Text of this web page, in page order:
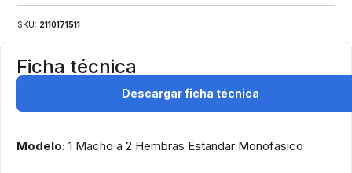
SKU: 2110171511
Ficha técnica
Descargar ficha técnica
Modelo: 1 Macho a 2 Hembras Estandar Monofasico